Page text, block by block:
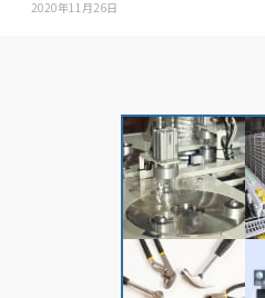
2020年11月26日